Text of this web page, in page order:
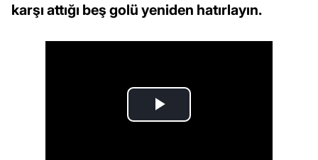
karşı attığı beş golü yeniden hatırlayın.